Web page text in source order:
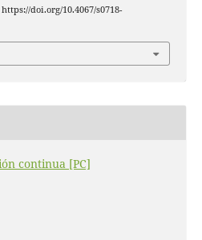
https://doi.org/10.4067/s0718-
continua [PC]